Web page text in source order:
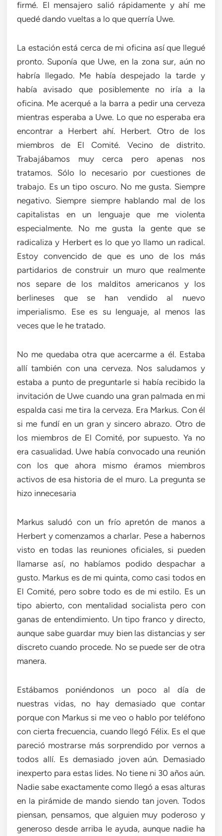
firmé. El mensajero salió rápidamente y ahí me
quedé dando vueltas a lo que querría Uwe.
La estación está cerca de mi oficina así que llegué
pronto. Suponía que Uwe, en la zona sur, aún no
habría llegado. Me había despejado la tarde y
había avisado que posiblemente no iría a la
oficina. Me acerqué a la barra a pedir una cerveza
mientras esperaba a Uwe. Lo que no esperaba era
encontrar a Herbert ahí. Herbert. Otro de los
miembros de El Comité. Vecino de distrito.
Trabajábamos muy cerca pero apenas nos
tratamos. Sólo lo necesario por cuestiones de
trabajo. Es un tipo oscuro. No me gusta. Siempre
negativo. Siempre siempre hablando mal de los
capitalistas en un lenguaje que me violenta
especialmente. No me gusta la gente que se
radicaliza y Herbert es lo que yo llamo un radical.
Estoy convencido de que es uno de los más
partidarios de construir un muro que realmente
nos separe de los malditos americanos y los
berlineses que se han vendido al nuevo
imperialismo. Ese es su lenguaje, al menos las
veces que le he tratado.
No me quedaba otra que acercarme a él. Estaba
allí también con una cerveza. Nos saludamos y
estaba a punto de preguntarle si había recibido la
invitación de Uwe cuando una gran palmada en mi
espalda casi me tira la cerveza. Era Markus. Con él
si me fundí en un gran y sincero abrazo. Otro de
los miembros de El Comité, por supuesto. Ya no
era casualidad. Uwe había convocado una reunión
con los que ahora mismo éramos miembros
activos de esa historia de el muro. La pregunta se
hizo innecesaria
Markus saludó con un frío apretón de manos a
Herbert y comenzamos a charlar. Pese a habernos
visto en todas las reuniones oficiales, si pueden
llamarse así, no habíamos podido despachar a
gusto. Markus es de mi quinta, como casi todos en
El Comité, pero sobre todo es de mi estilo. Es un
tipo abierto, con mentalidad socialista pero con
ganas de entendimiento. Un tipo franco y directo,
aunque sabe guardar muy bien las distancias y ser
discreto cuando procede. No se puede ser de otra
manera.
Estábamos poniéndonos un poco al día de
nuestras vidas, no hay demasiado que contar
porque con Markus si me veo o hablo por teléfono
con cierta frecuencia, cuando llegó Félix. Es el que
pareció mostrarse más sorprendido por vernos a
todos allí. Es demasiado joven aún. Demasiado
inexperto para estas lides. No tiene ni 30 años aún.
Nadie sabe exactamente como llegó a esas alturas
en la pirámide de mando siendo tan joven. Todos
piensan, pensamos, que alguien muy poderoso y
generoso desde arriba le ayuda, aunque nadie ha